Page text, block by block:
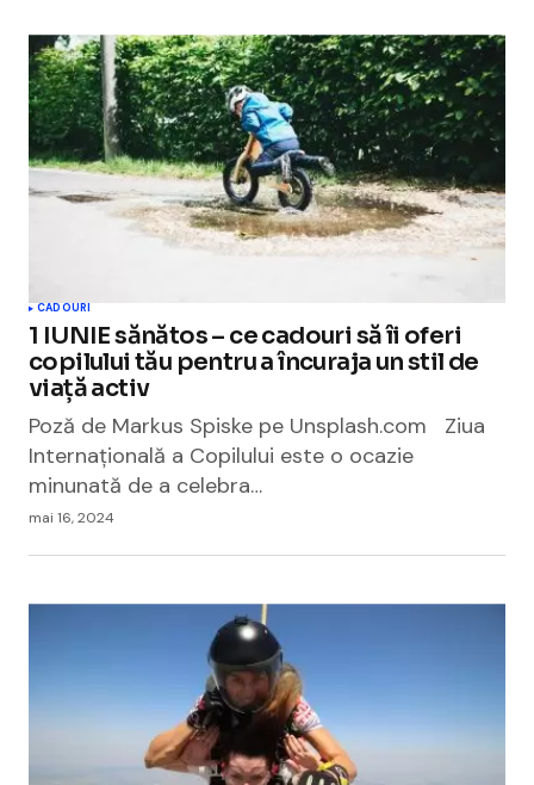
CADOURI
1 IUNIE sănătos – ce cadouri să îi oferi
copilului tău pentru a încuraja un stil de
viață activ
Poză de Markus Spiske pe Unsplash.com Ziua
Internațională a Copilului este o ocazie
minunată de a celebra…
mai 16, 2024